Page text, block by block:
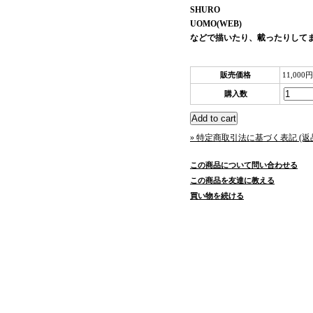
SHURO
UOMO(WEB)
などで描いたり、載ったりして
販売価格 11,000
購入数
» 特定商取引法に基づく表記 (返
この商品について問い合わせる
この商品を友達に教える
買い物を続ける